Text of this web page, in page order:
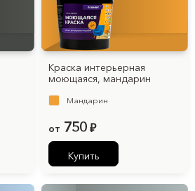
Краска интерьерная
моющаяся, мандарин
Мандарин
от 750 ₽
Купить